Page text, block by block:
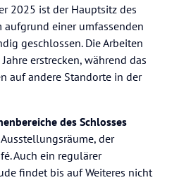
2025 ist der Hauptsitz des
aufgrund einer umfassenden
geschlossen. Die Arbeiten
erstrecken, während das
auf andere Standorte in der
des Schlosses
der
Auch ein regulärer
findet bis auf Weiteres nicht